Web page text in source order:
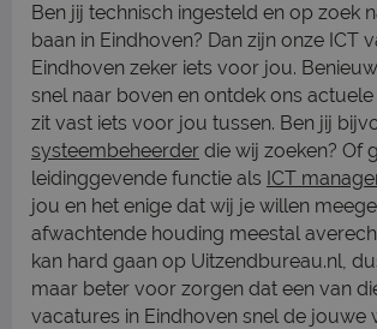
Ben jij technisch ingesteld en op zoek
baan in Eindhoven? Dan zijn onze ICT
Eindhoven zeker iets voor jou.
snel naar boven en ontdek ons
zit vast iets voor jou tussen. Ben jij
systeembeheerder die wij zoeken? Of
leidinggevende functie als ICT
jou en het enige dat wij je willen
afwachtende houding meestal
kan hard gaan op Uitzendbureau.nl,
maar beter voor zorgen dat een van
vacatures in Eindhoven snel de jouwe